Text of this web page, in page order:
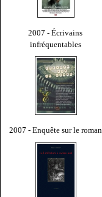
2007 - Écrivains
infréquentables
2007 - Enquête sur le roman